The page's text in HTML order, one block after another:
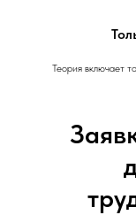
Теория включает